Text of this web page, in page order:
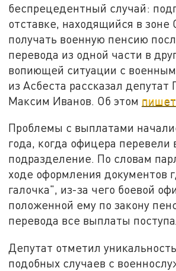
беспрецедентный случай:
отставке, находящийся в
получать военную пенсию
перевода из одной части в
вопиющей ситуации с
из Асбеста рассказал депутат
Максим Иванов. Об этом пишет
Проблемы с выплатами
года, когда офицера перевели
подразделение. По словам
ходе оформления документов
галочка", из-за чего боевой
положенной ему по закону
перевода все выплаты
Депутат отметил
подобных случаев с